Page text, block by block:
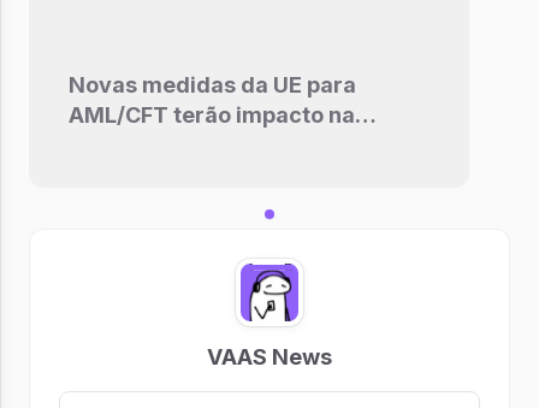
Novas medidas da UE para
AML/CFT terão impacto na
VAAS News